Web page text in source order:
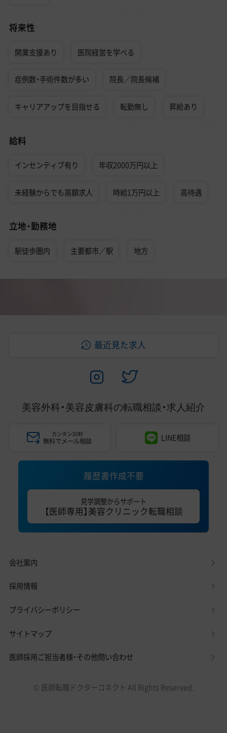
将来性
開業支援あり 医院経営を学べる
症例数・手術件数が多い 院長／院長候補
キャリアアップを目指せる 転勤無し 昇給あり
給料
インセンティブ有り 年収2000万円以上
未経験からでも高額求人 時給1万円以上 高待遇
立地・勤務地
駅徒歩圏内 主要都市／駅 地方
最近見た求人
美容外科・美容皮膚科の転職相談・求人紹介
カンタン30秒
無料でメール相談 LINE相談
履歴書作成不要
見学調整からサポート
【医師専用】美容クリニック転職相談
会社案内
採用情報
プライバシーポリシー
サイトマップ
医師採用ご担当者様・その他問い合わせ
© 医師転職ドクターコネクト All Rights Reserved.